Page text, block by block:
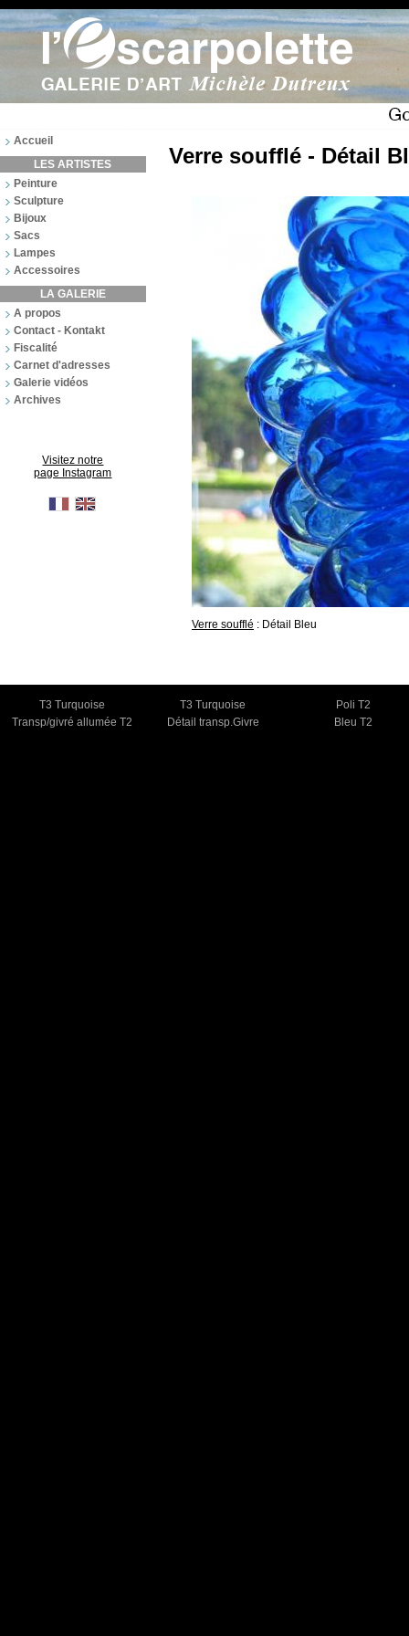
Accueil
LES ARTISTES
Peinture
Sculpture
Bijoux
Sacs
Lampes
Accessoires
LA GALERIE
A propos
Contact - Kontakt
Fiscalité
Carnet d'adresses
Galerie vidéos
Archives
Visitez notre
page Instagram
Verre soufflé - Détail
Verre soufflé : Détail Bleu
T3 Turquoise T3 Turquoise
Poli T2
Transp/givré allumée T2
Détail transp.Givre Bleu T2